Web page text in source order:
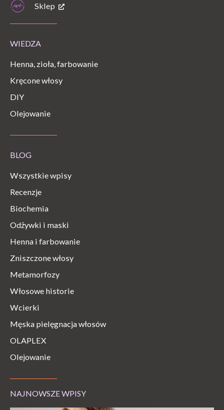
Sklep
WIEDZA
Henna, zioła, farbowanie
Kręcone włosy
DIY
Olejowanie
BLOG
Wszystkie wpisy
Recenzje
Biochemia
Odżywki i maski
Henna i farbowanie
Zniszczone włosy
Metamorfozy
Włosowe historie
Wcierki
Męska pielęgnacja włosów
OLAPLEX
Olejowanie
NAJNOWSZE WPISY